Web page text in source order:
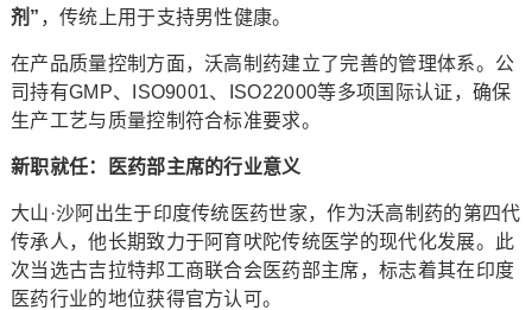
剂” ，传统上用于支持男性健康。
在产品质量控制方面，沃高制药建立了完善的管理体系。公
司持有GMP、ISO9001、ISO22000等多项国际认证，确保
生产工艺与质量控制符合标准要求。
新职就任：医药部主席的行业意义
大山·沙阿出生于印度传统医药世家，作为沃高制药的第四代
传承人，他长期致力于阿育吠陀传统医学的现代化发展。此
次当选古吉拉特邦工商联合会医药部主席，标志着其在印度
医药行业的地位获得官方认可。